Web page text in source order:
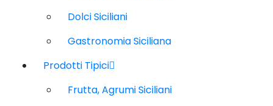
Dolci Siciliani
Gastronomia Siciliana
Prodotti Tipici
Frutta, Agrumi Siciliani